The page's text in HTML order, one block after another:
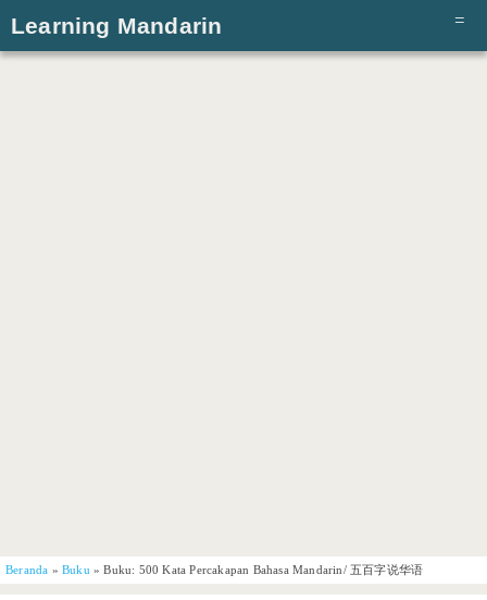
Learning Mandarin
Beranda »Buku »Buku: 500 Kata Percakapan Bahasa Mandarin/ 五百字说华语